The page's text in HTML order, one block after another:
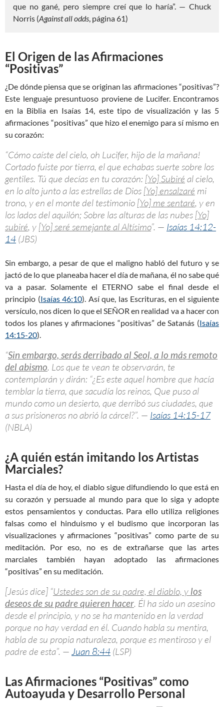
que no gané, pero siempre creí que lo haría”. — Chuck
Norris (Against all odds, página 61)
El Origen de las Afirmaciones
“Positivas”
¿De dónde piensa que se originan las afirmaciones “positivas”?
Este lenguaje presuntuoso proviene de Lucifer. Encontramos
en la Biblia en Isaías 14, este tipo de visualización y las 5
afirmaciones “positivas” que hizo el enemigo para sí mismo en
su corazón:
“Cómo caíste del cielo, oh Lucifer, hijo de la mañana!
Cortado fuiste por tierra, el que echabas suerte sobre los
gentiles. Tú que decías en tu corazón: [Yo] Subiré al cielo,
en lo alto junto a las estrellas de Dios [Yo] ensalzaré mi
trono, y en el monte del testimonio [Yo] me sentaré, y en
los lados del aquilón; Sobre las alturas de las nubes [Yo]
subiré, y [Yo] seré semejante al Altísimo”. — Isaías 14:12-
14 (JBS)
Sin embargo, a pesar de que el maligno habló del futuro y se
jactó de lo que planeaba hacer el día de mañana, él no sabe qué
va a pasar. Solamente el ETERNO sabe el final desde el
principio (Isaías 46:10). Así que, las Escrituras, en el siguiente
versículo, nos dicen lo que el SEÑOR en realidad va a hacer con
todos los planes y afirmaciones “positivas” de Satanás (Isaías
14:15-20).
“Sin embargo, serás derribado al Seol, a lo más remoto
del abismo. Los que te vean te observarán, te
contemplarán y dirán: “¿Es este aquel hombre que hacía
temblar la tierra, que sacudía los reinos, Que puso al
mundo como un desierto, que derribó sus ciudades, que
a sus prisioneros no abrió la cárcel?”. — Isaías 14:15-17
(NBLA)
¿A quién están imitando los Artistas
Marciales?
Hasta el día de hoy, el diablo sigue difundiendo lo que está en
su corazón y persuade al mundo para que lo siga y adopte
estos pensamientos y conductas. Para ello utiliza religiones
falsas como el hinduismo y el budismo que incorporan las
visualizaciones y afirmaciones “positivas” como parte de su
meditación. Por eso, no es de extrañarse que las artes
marciales también hayan adoptado las afirmaciones
“positivas” en su meditación.
[Jesús dice] “Ustedes son de su padre, el diablo, y los
deseos de su padre quieren hacer. Él ha sido un asesino
desde el principio, y no se ha mantenido en la verdad
porque no hay verdad en él. Cuando habla su mentira,
habla de su propia naturaleza, porque es mentiroso y el
padre de esta”. — Juan 8:44 (LSP)
Las Afirmaciones “Positivas” como
Autoayuda y Desarrollo Personal